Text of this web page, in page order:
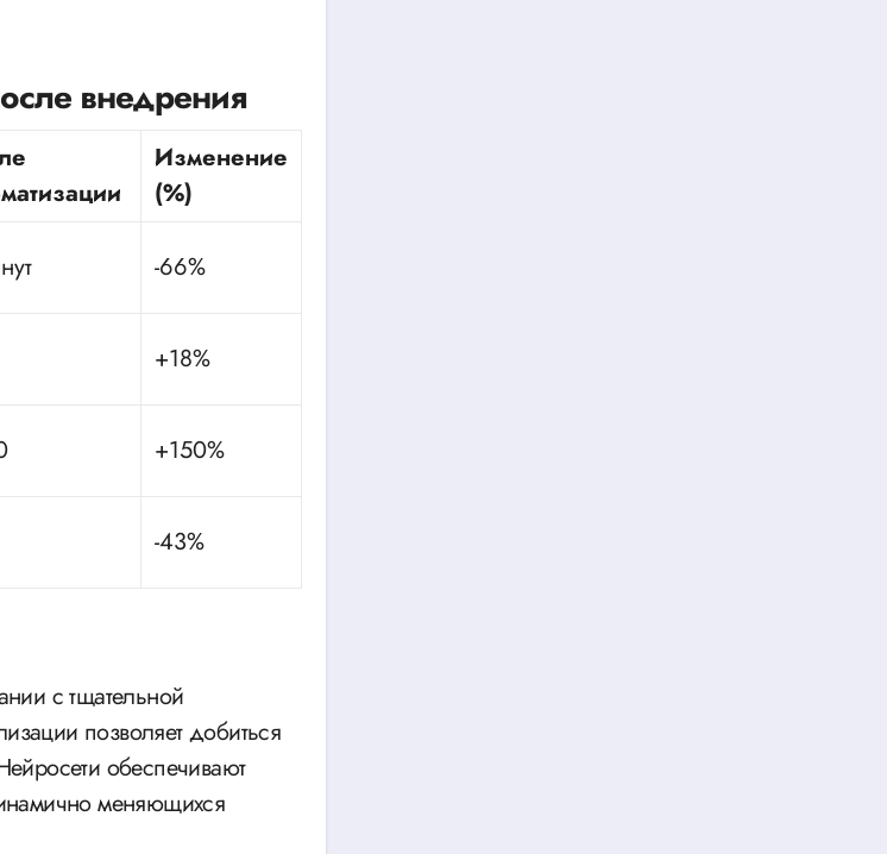
внедрения
Изменение
(%)
-66%
+18%
+150%
-43%
с тщательной
позволяет добиться
обеспечивают
меняющихся